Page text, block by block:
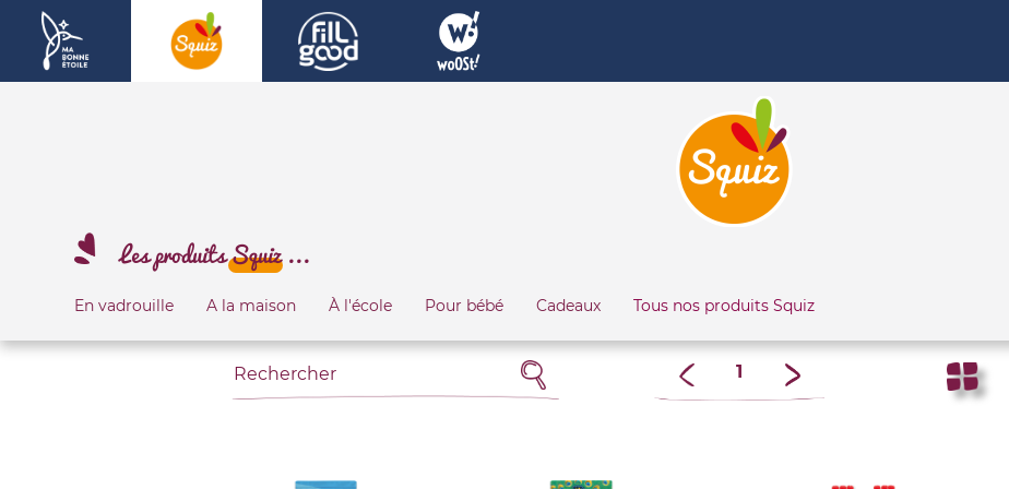
Les produitsSquiz...
En vadrouille A la maison À l'école Pour bébé Cadeaux Tous nos produits Squiz
1